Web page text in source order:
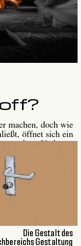
machen, doch wie
öffnet sich ein
Die Gestalt des
Gestaltung